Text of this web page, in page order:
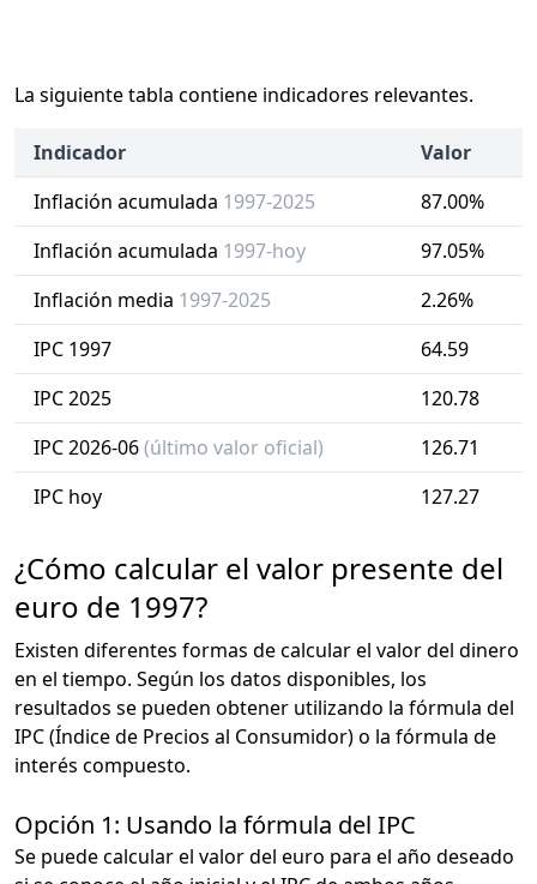
La siguiente tabla contiene indicadores relevantes.
Indicador
Valor
Inflación acumulada 1997-2025
87.00%
Inflación acumulada 1997-hoy
97.05%
Inflación media 1997-2025
2.26%
IPC 1997
64.59
IPC 2025
120.78
IPC 2026-06(último valor oficial)
126.71
IPC hoy
127.27
¿Cómo calcular el valor presente del
euro de 1997?
Existen diferentes formas de calcular el valor del dinero
en el tiempo. Según los datos disponibles, los
resultados se pueden obtener utilizando la fórmula del
IPC (Índice de Precios al Consumidor) o la fórmula de
interés compuesto.
Opción 1: Usando la fórmula del IPC
Se puede calcular el valor del euro para el año deseado